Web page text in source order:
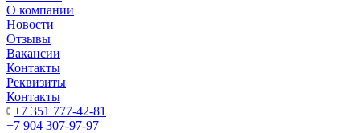
О компании
Новости
Отзывы
Вакансии
Контакты
Реквизиты
Контакты
+7 351 777-42-81
+7 904 307-97-97